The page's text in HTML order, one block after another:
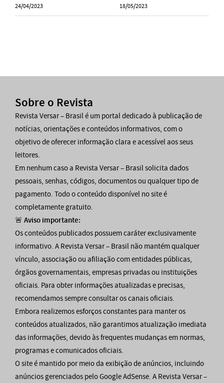
24/04/2023 18/05/2023
Sobre o Revista
Revista Versar – Brasil é um portal dedicado à publicação de
notícias, orientações e conteúdos informativos, com o
objetivo de oferecer informação clara e acessível aos seus
leitores.
Em nenhum caso a Revista Versar – Brasil solicita dados
pessoais, senhas, códigos, documentos ou qualquer tipo de
pagamento. Todo o conteúdo disponível no site é
completamente gratuito.
🚨 Aviso importante:
Os conteúdos publicados possuem caráter exclusivamente
informativo. A Revista Versar – Brasil não mantém qualquer
vínculo, associação ou afiliação com entidades públicas,
órgãos governamentais, empresas privadas ou instituições
oficiais. Para obter informações atualizadas e precisas,
recomendamos sempre consultar os canais oficiais.
Embora realizemos esforços constantes para manter os
conteúdos atualizados, não garantimos atualização imediata
das informações, devido às frequentes mudanças em normas,
programas e comunicados oficiais.
O site é mantido por meio da exibição de anúncios, incluindo
anúncios gerenciados pelo Google AdSense. A Revista Versar –